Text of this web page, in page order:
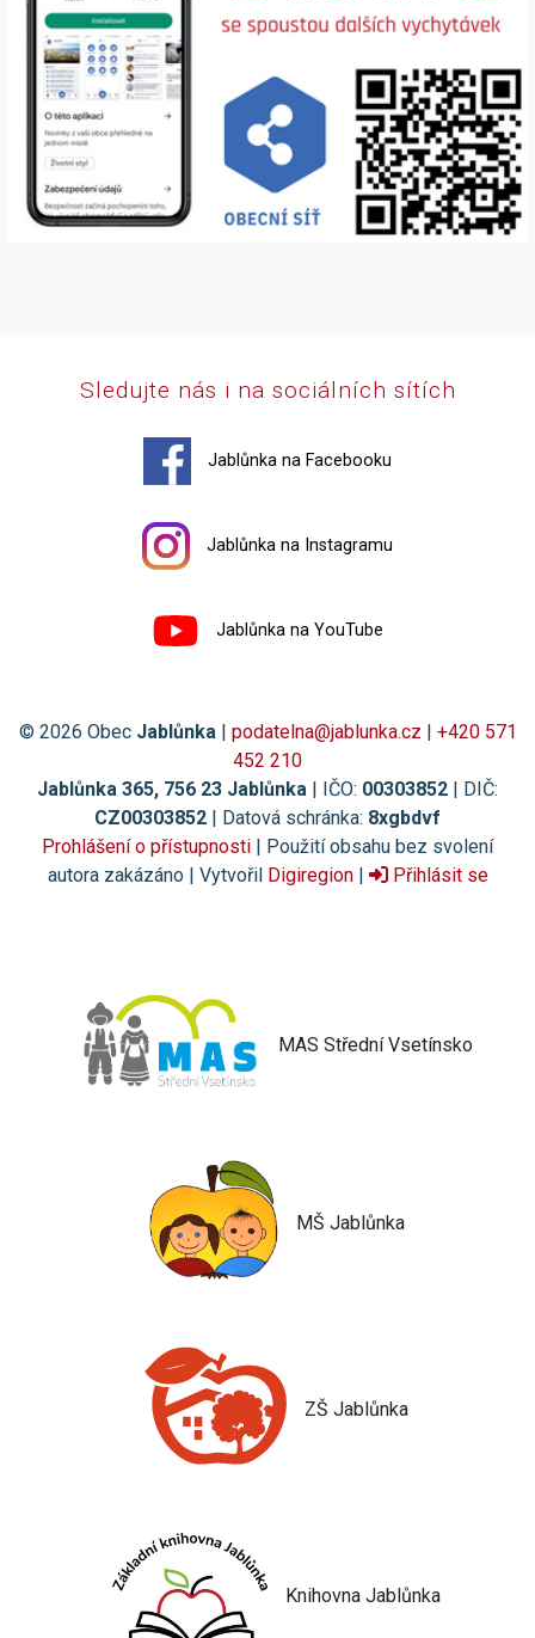
Sledujte nás i na sociálních sítích
Jablůnka na Facebooku
Jablůnka na Instagramu
Jablůnka na YouTube
© 2026 Obec Jablůnka | podatelna@jablunka.cz | +420 571
452 210
Jablůnka 365, 756 23 Jablůnka | IČO: 00303852 | DIČ:
CZ00303852 | Datová schránka: 8xgbdvf
Prohlášení o přístupnosti | Použití obsahu bez svolení
autora zakázáno | Vytvořil Digiregion| Přihlásit se
MAS Střední Vsetínsko
MŠ Jablůnka
ZŠ Jablůnka
Knihovna Jablůnka